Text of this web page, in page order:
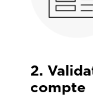
2.
compte